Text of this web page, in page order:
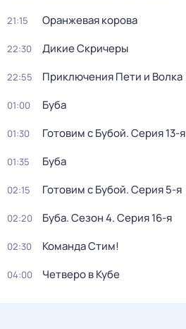
21:15 Оранжевая корова
22:30 Дикие Скричеры
22:55 Приключения Пети и Волка
01:00 Буба
01:30 Готовим с Бубой. Серия 13-я
01:35 Буба
02:15 Готовим с Бубой. Серия 5-я
02:20 Буба. Сезон 4. Серия 16-я
02:30 Команда Стим!
04:00 Четверо в Кубе